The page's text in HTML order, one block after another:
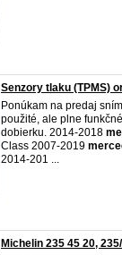
Senzory tlaku (TPMS)
Ponúkam na predaj
použité, ale plne
dobierku. 2014-2018
Class 2007-2019
2014-201 ...
Michelin 235 45 20,